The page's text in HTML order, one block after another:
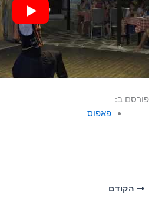
פורסם ב:
פאפוס
הקודם